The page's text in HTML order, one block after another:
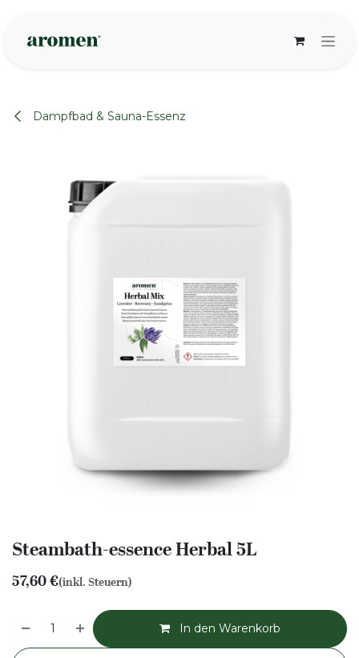
Dampfbad & Sauna-Essenz
Steambath-essence Herbal 5L
57,60€(inkl. Steuern)
In den Warenkorb